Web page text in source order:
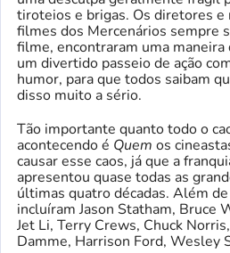
tiroteios e brigas. Os diretores
filmes dos Mercenários sempre
filme, encontraram uma maneira
um divertido passeio de ação
humor, para que todos saibam
disso muito a sério.
Tão importante quanto todo o
acontecendo é Quem os
causar esse caos, já que a
apresentou quase todas as
últimas quatro décadas. Além
incluíram Jason Statham, Bruce
Jet Li, Terry Crews, Chuck
Damme, Harrison Ford, Wesley